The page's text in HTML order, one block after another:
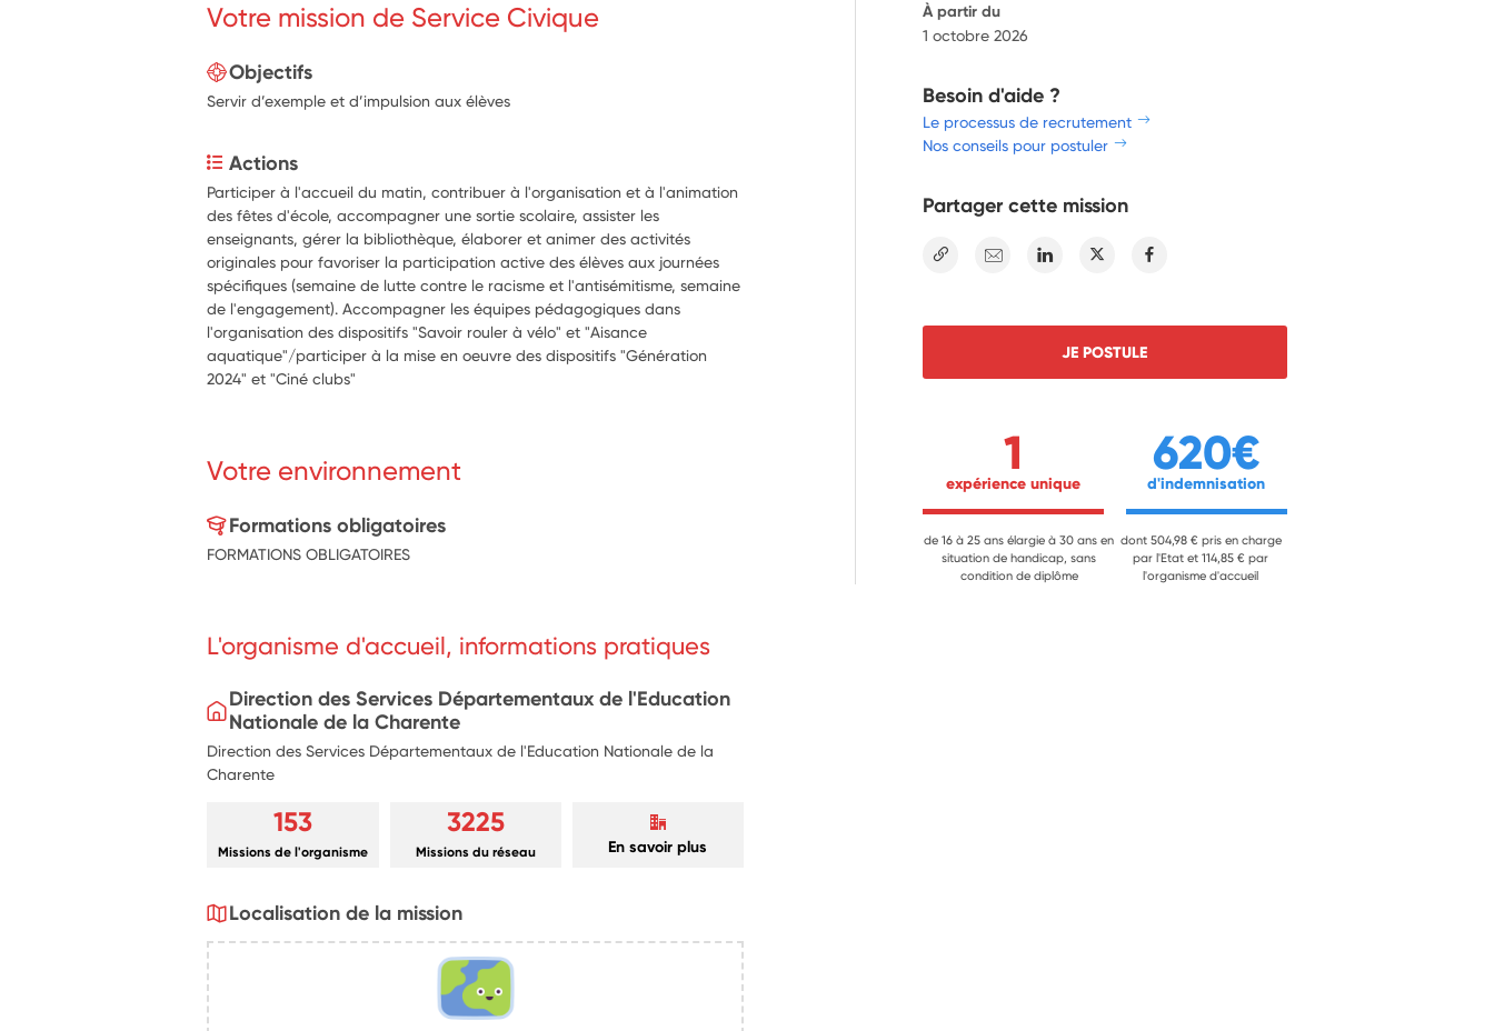
Votre mission de Service Civique
Objectifs
Servir d’exemple et d’impulsion aux élèves
Actions
Participer à l'accueil du matin, contribuer à l'organisation et à l'animation
des fêtes d'école, accompagner une sortie scolaire, assister les
enseignants, gérer la bibliothèque, élaborer et animer des activités
originales pour favoriser la participation active des élèves aux journées
spécifiques (semaine de lutte contre le racisme et l'antisémitisme, semaine
de l'engagement). Accompagner les équipes pédagogiques dans
l'organisation des dispositifs "Savoir rouler à vélo" et "Aisance
aquatique"/participer à la mise en oeuvre des dispositifs "Génération
2024" et "Ciné clubs"
Votre environnement
Formations obligatoires
FORMATIONS OBLIGATOIRES
L'organisme d'accueil, informations pratiques
Direction des Services Départementaux de l'Education
Nationale de la Charente
Direction des Services Départementaux de l'Education Nationale de la
Charente
153
Missions de l'organisme
3225
Missions du réseau En savoir plus
Localisation de la mission
À partir du
1 octobre 2026
Besoin d'aide ?
Le processus de recrutement
Nos conseils pour postuler
Partager cette mission
E-mail Linkedin Twitter
JE POSTULE
1
expérience unique
de 16 à 25 ans élargie à 30 ans en
situation de handicap, sans
condition de diplôme
620€
d'indemnisation
dont 504,98 € pris en charge
par l'Etat et 114,85 € par
l'organisme d'accueil